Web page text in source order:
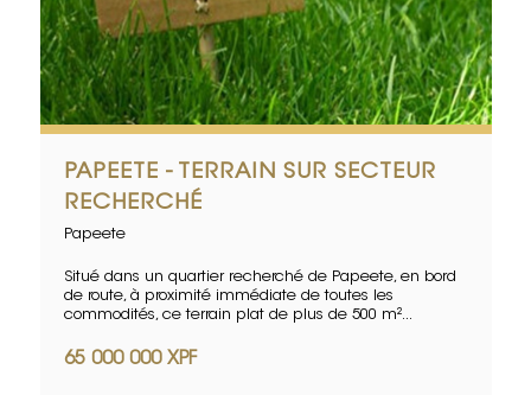
PAPEETE - TERRAIN SUR SECTEUR
RECHERCHÉ
Papeete
Situé dans un quartier recherché de Papeete, en bord
de route, à proximité immédiate de toutes les
commodités, ce terrain plat de plus de 500 m²...
65 000 000 XPF